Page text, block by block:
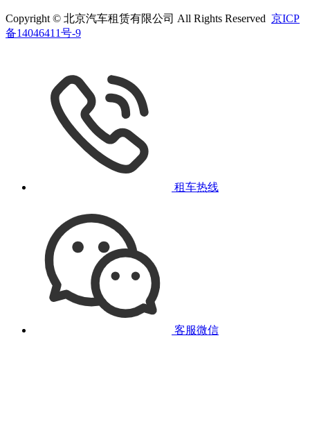
Copyright © 北京汽车租赁有限公司 All Rights Reserved 京ICP
备14046411号-9
租车热线
客服微信